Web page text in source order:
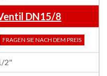
DN15/8
FRAGEN SIE NACH DEM PREIS
2"